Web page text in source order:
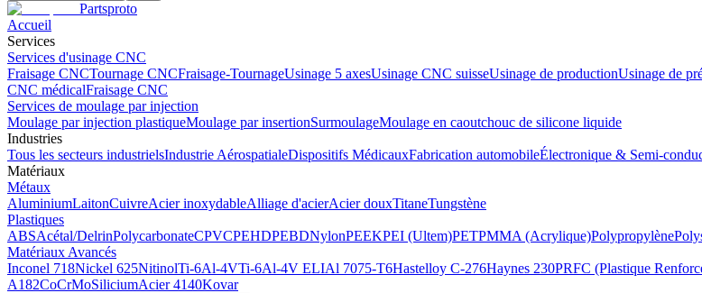
Partsproto
Accueil
Services
Services d'usinage CNC
Fraisage CNCTournage CNCFraisage-TournageUsinage 5 axesUsinage CNC suisseUsinage de productionUsinage de
CNC médicalFraisage CNC
Services de moulage par injection
Moulage par injection plastiqueMoulage par insertionSurmoulageMoulage en caoutchouc de silicone liquide
Industries
Tous les secteurs industrielsIndustrie AérospatialeDispositifs MédicauxFabrication automobileÉlectronique & Semi-
Matériaux
Métaux
AluminiumLaitonCuivreAcier inoxydableAlliage d'acierAcier douxTitaneTungstène
Plastiques
ABSAcétal/DelrinPolycarbonateCPVCPEHDPEBDNylonPEEKPEI (Ultem)PETPMMA (Acrylique)Polypropylène
Matériaux Avancés
Inconel 718Nickel 625NitinolTi-6Al-4VTi-6Al-4V ELIAl 7075-T6Hastelloy C-276Haynes 230PRFC (Plastique
A182CoCrMoSiliciumAcier 4140Kovar